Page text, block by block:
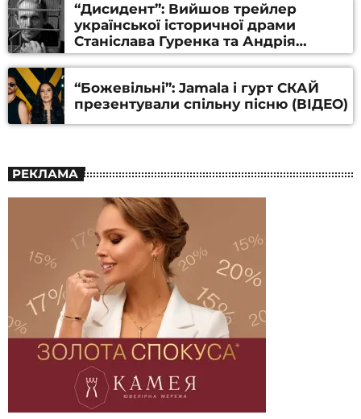
“Дисидент”: Вийшов трейлер
української історичної драми
Станіслава Гуренка та Андрія
Алфьорова (ВІДЕО)
“Божевільні”: Jamala і гурт СКАЙ
презентували спільну пісню (ВІДЕО)
РЕКЛАМА